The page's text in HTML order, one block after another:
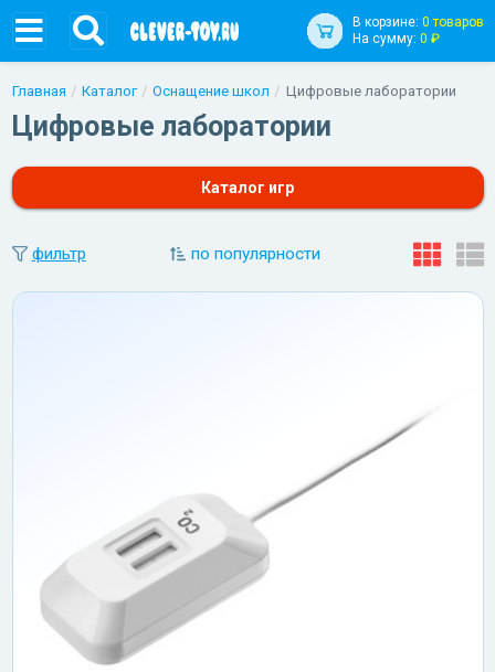
В корзине: 0 товаров
На сумму: 0 ₽
Главная Каталог Оснащение школ Цифровые лаборатории
Цифровые лаборатории
Каталог игр
фильтр по популярности